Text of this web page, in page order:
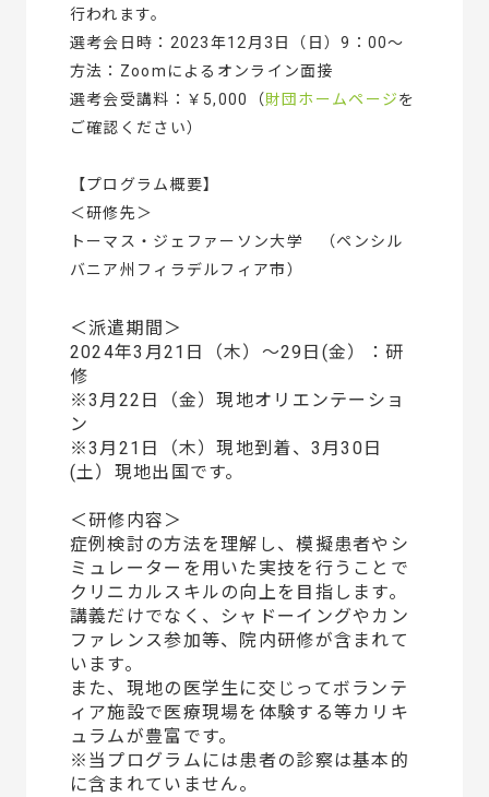
行われます。
選考会日時：2023年12月3日（日）9：00～
方法：Zoomによるオンライン面接
選考会受講料：￥5,000（財団ホームページを
ご確認ください）
【プログラム概要】
＜研修先＞
トーマス・ジェファーソン大学 （ペンシル
バニア州フィラデルフィア市）
＜派遣期間＞
2024年3月21日（木）～29日(金）：研
修
※3月22日（金）現地オリエンテーショ
ン
※3月21日（木）現地到着、3月30日
(土）現地出国です。
＜研修内容＞
症例検討の方法を理解し、模擬患者やシ
ミュレーターを用いた実技を行うことで
クリニカルスキルの向上を目指します。
講義だけでなく、シャドーイングやカン
ファレンス参加等、院内研修が含まれて
います。
また、現地の医学生に交じってボランテ
ィア施設で医療現場を体験する等カリキ
ュラムが豊富です。
※当プログラムには患者の診察は基本的
に含まれていません。